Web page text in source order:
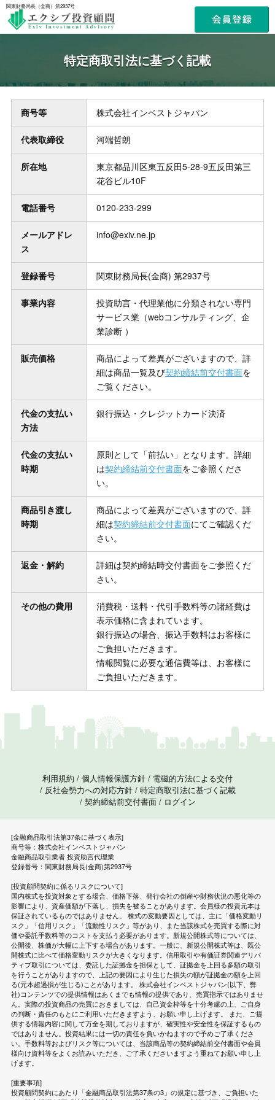
関東財務局長（金商）第2937号
特定商取引法に基づく記載
商号等 株式会社インベストジャパン
代表取締役 河端哲朗
所在地
東京都品川区東五反田5-28-9五反田第三
花谷ビル10F
電話番号 0120-233-299
メールアドレ
ス
info@exiv.ne.jp
登録番号 関東財務局長(金商) 第2937号
事業内容
投資助言・代理業他に分類されない専門
サービス業（webコンサルティング、企
業診断 ）
販売価格
商品によって差異がございますので、詳
細は商品一覧及び契約締結前交付書面を
ご覧ください。
代金の支払い
方法
銀行振込・クレジットカード決済
代金の支払い
時期
原則として「前払い」となります。詳細
は契約締結前交付書面をご参照くださ
い。
商品引き渡し
時期
商品によって差異がございますので、詳
細は契約締結前交付書面にてご確認くだ
さい。
返金・解約
詳細は契約締結時交付書面をご参照くだ
さい。
その他の費用
消費税・送料・代引手数料等の諸経費は
表示価格に含まれています。
銀行振込の場合、振込手数料はお客様に
ご負担いただきます。
情報閲覧に必要な通信費等は、お客様に
ご負担いただきます。
利用規約 / 個人情報保護方針 / 電磁的方法による交付
/ 反社会勢力への対応方針/ 特定商取引法に基づく記載
/ 契約締結前交付書面/ ログイン
[金融商品取引法第37条に基づく表示]
商号等：株式会社インベストジャパン
金融商品取引業者 投資助言代理業
登録番号：関東財務局長(金商)第2937号
[投資顧問契約に係るリスクについて]
国内株式を投資対象とする場合、価格下落、発行会社の倒産や財務状況の悪化等の
影響により、資産価額が下落し、損失を被ることがあります。会員様の投資元本は
保証されているものではありません。 株式の変動要因としては、主に「価格変動リ
スク」「信用リスク」「流動性リスク」等があり、また当該株式を売買する際に対
価や委託手数料等のコストを支払う必要があります。新規公開株式等については、
公開後、株価が大幅に上下する場合があります。一般に、新規公開株式等は、既公
開株式に比べて価格変動リスクが大きくなります。信用取引や有価証券関連デリバ
ティブ取引については、委託した証拠金を担保として、証拠金を上回る多額の取引
を行うことがありますので、上記の要因により生じた損失の額が証拠金の額を上回
る(元本超過損が生じる)ことがあります。 株式会社インベストジャパン(以下、弊
社)コンテンツでの提供情報はあくまでも情報の提供であり、売買指示ではありませ
ん。実際の投資商品の売買におきましては、自己資金枠等を十分考慮の上、ご自身
の判断・責任のもとにご利用いただきますよう、お願い申し上げます。 また、ご提
供する情報内容に関して万全を期しておりますが、確実性や安全性を保証するもの
ではありません。投資結果には一切の責任を負いかねますので予めご了承くださ
い。手数料等およびリスク等については、当該商品等の契約締結前交付書面や会員
様向け資料等をよくお読みいただき、ご了承くださいますよう重ねてお願い申し上
げます。
[重要事項]
投資顧問契約にあたり「金融商品取引法第37条の3」の規定に基づき、ご負担いた